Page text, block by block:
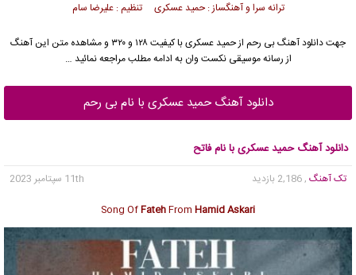
ترانه سرا و آهنگساز : حمید عسکری تنظیم : علیرضا سام
جهت دانلود آهنگ بی رحم ازحمید عسکری
با کیفیت ۱۲۸ و ۳۲۰ و مشاهده متن این آهنگ
از رسانه موسیقی نکست وان به ادامه مطلب مراجعه نمائید …
دانلود آهنگ حمید عسکری با نام بی رحم
دانلود آهنگ حمید عسکری با نام فاتح
تک آهنگ , 2,186 بازدید
11th سپتامبر 2023
Song OfFatehFrom Hamid Askari